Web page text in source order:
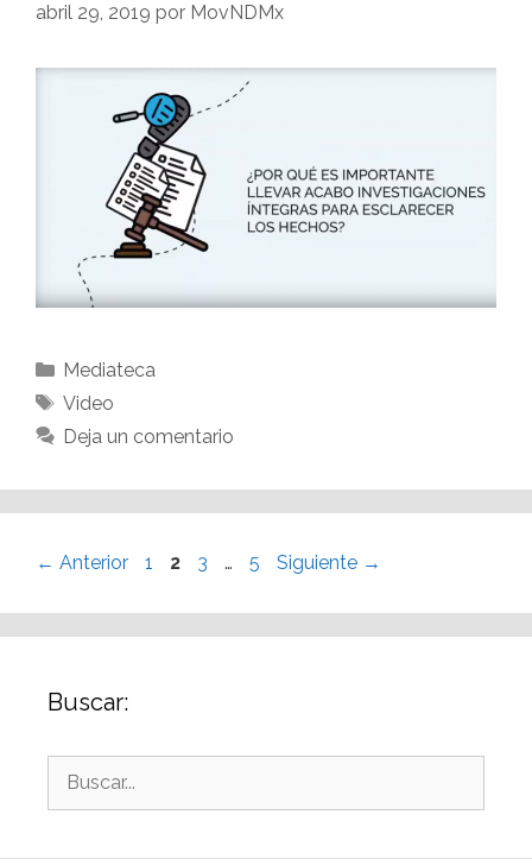
abril 29, 2019 por MovNDMx
Mediateca
Video
Deja un comentario
← Anterior 1 2 3 … 5 Siguiente →
Buscar: